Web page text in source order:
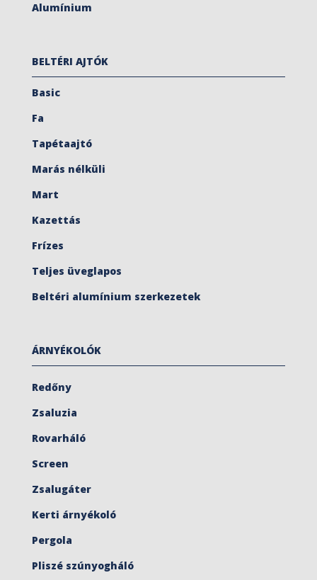
Alumínium
BELTÉRI AJTÓK
Basic
Fa
Tapétaajtó
Marás nélküli
Mart
Kazettás
Frízes
Teljes üveglapos
Beltéri alumínium szerkezetek
ÁRNYÉKOLÓK
Redőny
Zsaluzia
Rovarháló
Screen
Zsalugáter
Kerti árnyékoló
Pergola
Pliszé szúnyogháló